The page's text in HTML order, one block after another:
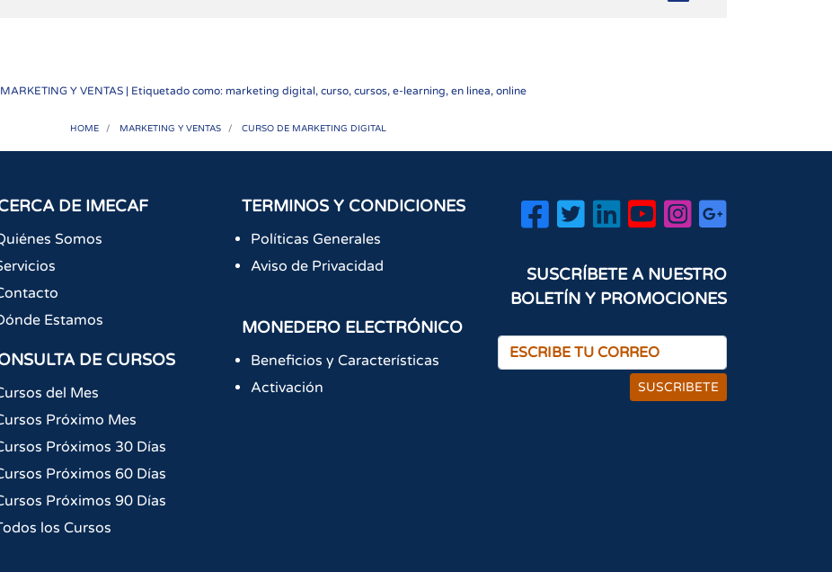
MARKETING Y VENTAS| Etiquetado como: marketing digital, curso, cursos, e-learning, en linea, online
HOME MARKETING Y VENTAS CURSO DE MARKETING DIGITAL
DE IMECAF
Somos
Estamos
DE CURSOS
del Mes
Próximo Mes
Próximos 30 Días
Próximos 60 Días
Próximos 90 Días
los Cursos
TERMINOS Y CONDICIONES
Políticas Generales
Aviso de Privacidad
MONEDERO ELECTRÓNICO
Beneficios y Características
Activación
SUSCRÍBETE A NUESTRO
BOLETÍN Y PROMOCIONES
SUSCRIBETE